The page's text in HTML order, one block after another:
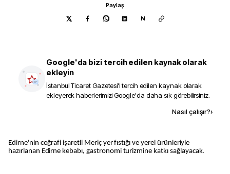
Paylaş
N
Google'da bizi tercih edilen kaynak olarak
ekleyin
İstanbul Ticaret Gazetesi'i tercih edilen kaynak olarak
ekleyerek haberlerimizi Google'da daha sık görebilirsiniz.
Nasıl çalışır?›
Edirne'nin coğrafi işaretli Meriç yer fıstığı ve yerel ürünleriyle
hazırlanan Edirne kebabı, gastronomi turizmine katkı sağlayacak.